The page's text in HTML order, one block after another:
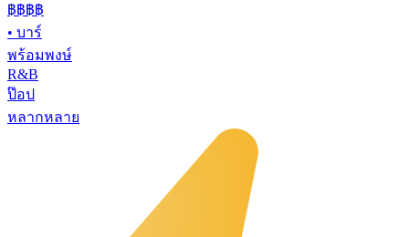
฿฿฿฿
• บาร์
พร้อมพงษ์
R&B
ป๊อป
หลากหลาย